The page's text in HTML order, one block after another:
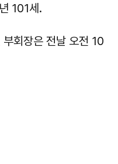
101세.
회장은 전날 오전 10